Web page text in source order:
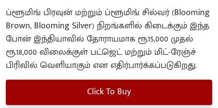
ப்ளூமிங் பிரவுன் மற்றும் ப்ளூமிங் சில்வர் (Blooming
Brown, Blooming Silver) நிறங்களில் கிடைக்கும் இந்த
போன் இந்தியாவில் தோராயமாக ரூ.15,000 முதல்
ரூ.18,000 விலைக்குள் பட்ஜெட் மற்றும் மிட்-ரேஞ்ச்
பிரிவில் வெளியாகும் என எதிர்பார்க்கப்படுகிறது.
Click To Buy